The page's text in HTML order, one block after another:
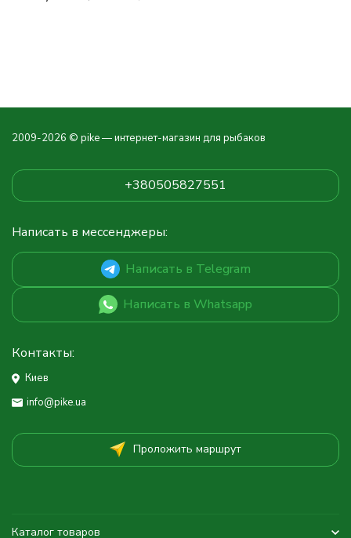
2009-2026 © pike — интернет-магазин для рыбаков
+380505827551
Написать в мессенджеры:
Написать в Telegram
Написать в Whatsapp
Контакты:
Киев
info@pike.ua
Проложить маршрут
Каталог товаров